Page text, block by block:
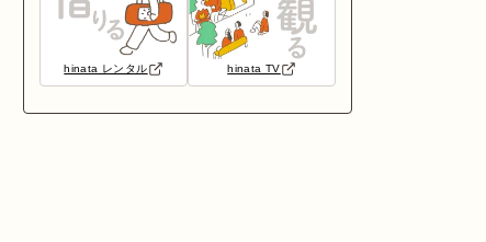
hinata レンタル hinata TV